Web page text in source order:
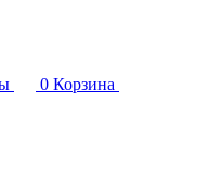
0 Корзина